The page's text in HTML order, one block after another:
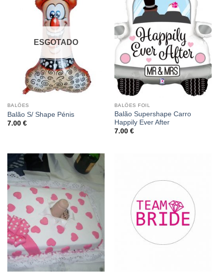
ESGOTADO
BALÕES
Balão S/ Shape Pénis
7.00 €
BALÕES FOIL
Balão Supershape Carro
Happily Ever After
7.00 €